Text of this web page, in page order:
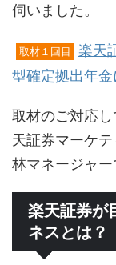
伺いました。
取材１回目
楽天
型確定拠出年金
取材のご対応
天証券マーケ
林マネージャー
楽天証券が
ネスとは？